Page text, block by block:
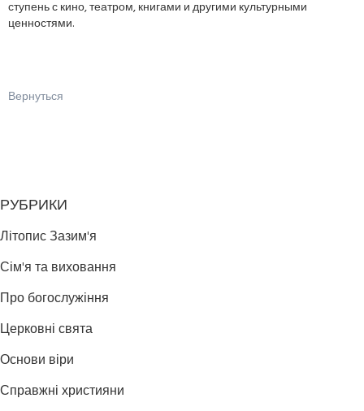
ступень с кино, театром, книгами и другими культурными
ценностями.
Вернуться
РУБРИКИ
Літопис Зазим'я
Сім'я та виховання
Про богослужіння
Церковні свята
Основи віри
Справжні християни